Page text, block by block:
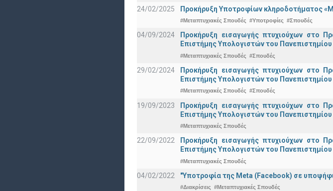
24/02/2025 Προκήρυξη Υποτροφίων κληροδοτήματος
#Μεταπτυχιακές Σπουδές #Υποτροφίες #Σπουδές
04/09/2024
Προκήρυξη εισαγωγής πτυχιούχων στo
Eπιστήμης Υπολογιστών του
#Μεταπτυχιακές Σπουδές #Σπουδές
29/02/2024
Προκήρυξη εισαγωγής πτυχιούχων στo
Eπιστήμης Υπολογιστών του
#Μεταπτυχιακές Σπουδές #Σπουδές
19/09/2023
Προκήρυξη εισαγωγής πτυχιούχων στo
Eπιστήμης Υπολογιστών του
#Μεταπτυχιακές Σπουδές
22/09/2022
Προκήρυξη εισαγωγής πτυχιούχων στo
Eπιστήμης Υπολογιστών του
#Μεταπτυχιακές Σπουδές
04/02/2022 "Υποτροφία της Meta (Facebook) σε
#Διακρίσεις #Μεταπτυχιακές Σπουδές